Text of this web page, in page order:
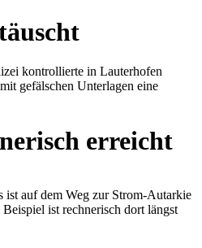
kontrollierte in Lauterhofen
gefälschen Unterlagen eine
erreicht
ist auf dem Weg zur Strom-Autarkie
ist rechnerisch dort längst